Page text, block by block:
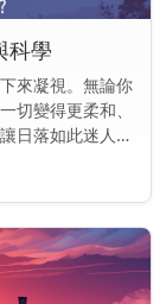
科學
來凝視。無論你
切變得更柔和、
日落如此迷人
西？ 主要見